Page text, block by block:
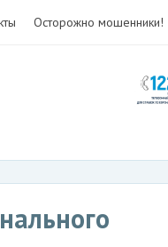
Осторожно мошенники!